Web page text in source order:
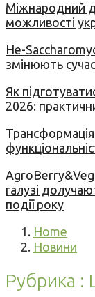
Міжнародний
можливості
Не-
змінюють
Як
2026:
Трансформація
AgroBerry&Veg
галузі
події року
Home
Новини
Рубрика :